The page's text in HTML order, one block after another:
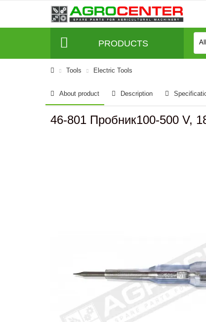
PRODUCTS All
Tools Electric Tools
About product Description
46-801 Пробник100-500 V,